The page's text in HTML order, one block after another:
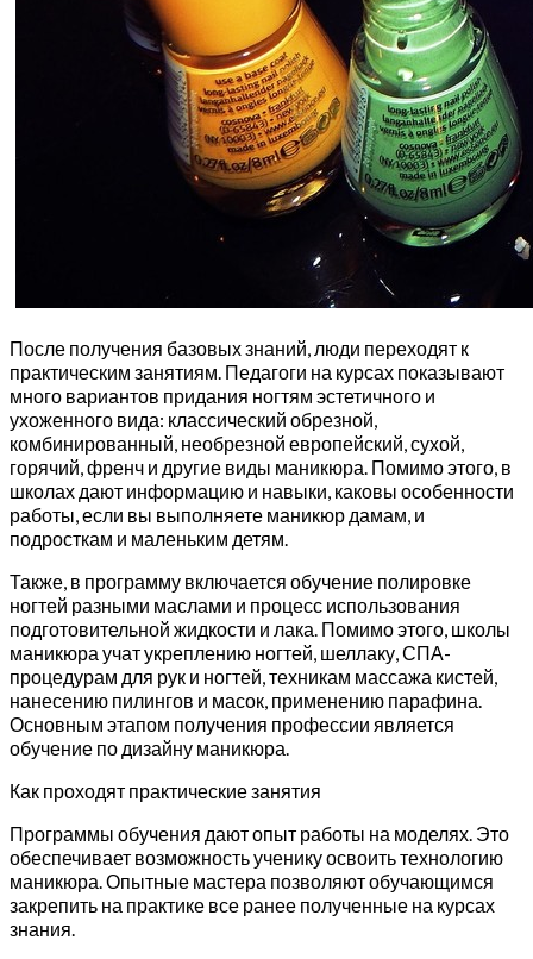
После получения базовых знаний, люди переходят к
практическим занятиям. Педагоги на курсах показывают
много вариантов придания ногтям эстетичного и
ухоженного вида: классический обрезной,
комбинированный, необрезной европейский, сухой,
горячий, френч и другие виды маникюра. Помимо этого, в
школах дают информацию и навыки, каковы особенности
работы, если вы выполняете маникюр дамам, и
подросткам и маленьким детям.
Также, в программу включается обучение полировке
ногтей разными маслами и процесс использования
подготовительной жидкости и лака. Помимо этого, школы
маникюра учат укреплению ногтей, шеллаку, СПА-
процедурам для рук и ногтей, техникам массажа кистей,
нанесению пилингов и масок, применению парафина.
Основным этапом получения профессии является
обучение по дизайну маникюра.
Как проходят практические занятия
Программы обучения дают опыт работы на моделях. Это
обеспечивает возможность ученику освоить технологию
маникюра. Опытные мастера позволяют обучающимся
закрепить на практике все ранее полученные на курсах
знания.